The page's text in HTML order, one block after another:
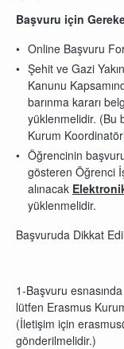
Başvuru için
Online Başvuru
Şehit ve Gazi
Kanunu
barınma kararı
yüklenmelidir. (Bu
Kurum
Öğrencinin
gösteren Öğrenci
alınacak
yüklenmelidir.
Başvuruda Dikkat
1-Başvuru
lütfen Erasmus
(İletişim için
gönderilmelidir.)